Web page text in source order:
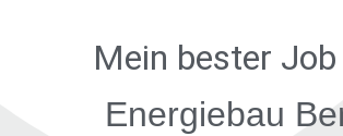
Mein bester Job
Energiebau